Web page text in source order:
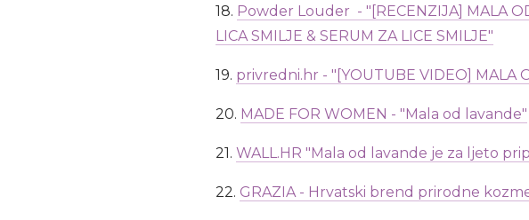
18. Powder Louder - "[RECENZIJA] MALA
LICA SMILJE & SERUM ZA LICE SMILJE"
19. privredni.hr - "[YOUTUBE VIDEO] MALA
20. MADE FOR WOMEN - "Mala od lavande"
21. WALL.HR "Mala od lavande je za ljeto
22. GRAZIA - Hrvatski brend prirodne